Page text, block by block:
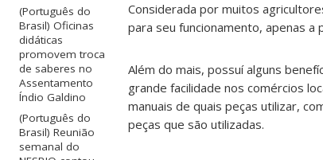
(Português do
Brasil) Oficinas
didáticas
promovem troca
de saberes no
Assentamento
Índio Galdino
(Português do
Brasil) Reunião
semanal do
Considerada por muitos
para seu funcionamento, apenas a
Além do mais, possuí alguns
grande facilidade nos comércios
manuais de quais peças utilizar,
peças que são utilizadas.